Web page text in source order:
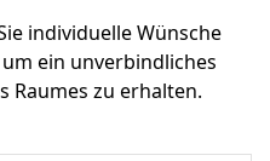
individuelle Wünsche
ein unverbindliches
Raumes zu erhalten.